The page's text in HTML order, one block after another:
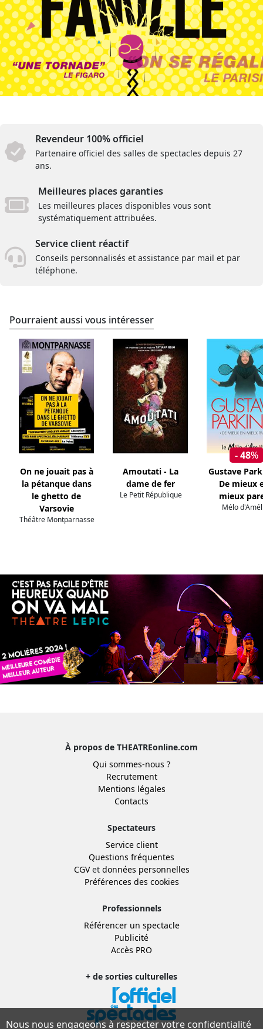
Revendeur 100% officiel
Partenaire officiel des salles de spectacles depuis 27
ans.
Meilleures places garanties
Les meilleures places disponibles vous sont
systématiquement attribuées.
Service client réactif
Conseils personnalisés et assistance par mail et par
téléphone.
Pourraient aussi vous intéresser
On ne jouait pas à
la pétanque dans
le ghetto de
Varsovie
Théâtre Montparnasse
Amoutati - La
dame de fer
Le Petit République
- 48%
Gustave
De mieux
mieux
Mélo
À propos de THEATREonline.com
Qui sommes-nous ?
Recrutement
Mentions légales
Contacts
Spectateurs
Service client
Questions fréquentes
CGVet données personnelles
Préférences des cookies
Professionnels
Référencer un spectacle
Publicité
Accès PRO
+ de sorties culturelles
Nous nous engageons à respecter votre confidentialité